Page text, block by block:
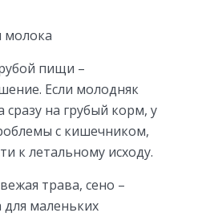
молока
пищи –
Если молодняк
сразу на грубый корм, у
с кишечником,
к летальному исходу.
трава, сено –
маленьких